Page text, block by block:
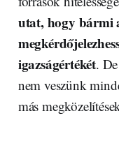
utat, hogy bármi
igazságértékét.
nem veszünk
más